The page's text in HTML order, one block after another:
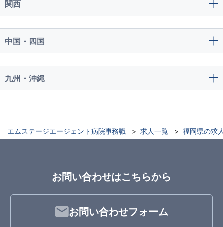
関西
中国・四国
九州・沖縄
エムステージエージェント病院事務職 求人一覧 福岡県の求
お問い合わせはこちらから
お問い合わせフォーム